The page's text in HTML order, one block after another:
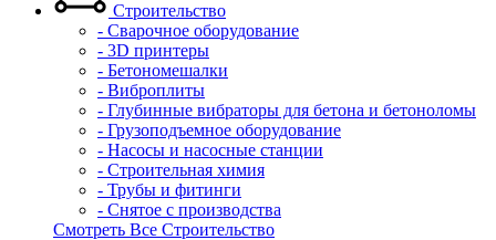
Строительство
- Сварочное оборудование
- 3D принтеры
- Бетономешалки
- Виброплиты
- Глубинные вибраторы для бетона и бетоноломы
- Грузоподъемное оборудование
- Насосы и насосные станции
- Строительная химия
- Трубы и фитинги
- Снятое с производства
Смотреть Все Строительство